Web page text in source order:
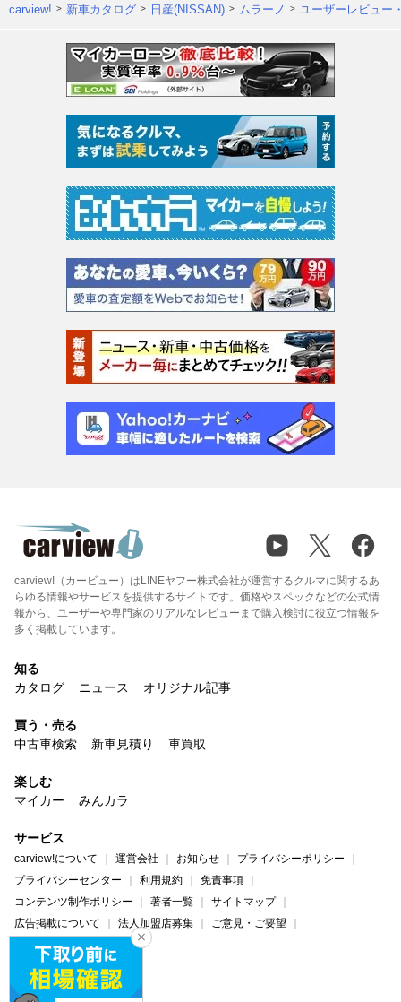
carview! 新車カタログ 日産(NISSAN) ムラーノ ユーザーレビュー
carview!（カービュー）はLINEヤフー株式会社が運営するクルマに関するあ
らゆる情報やサービスを提供するサイトです。価格やスペックなどの公式情
報から、ユーザーや専門家のリアルなレビューまで購入検討に役立つ情報を
多く掲載しています。
知る
カタログ
ニュース オリジナル記事
買う・売る
中古車検索
新車見積り 車買取
楽しむ
マイカー
みんカラ
サービス
carview!について 運営会社 お知らせ
プライバシーポリシー
プライバシーセンター
利用規約
免責事項
コンテンツ制作ポリシー
著者一覧
サイトマップ
広告掲載について
法人加盟店募集
ご意見・ご要望
ヘルプ・お問い合わせ
carview! Yahoo! JAPAN